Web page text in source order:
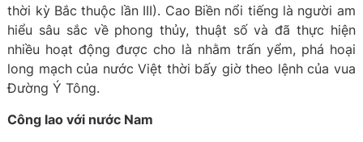
thời kỳ Bắc thuộc lần III). Cao Biền nổi tiếng là người am
hiểu sâu sắc về phong thủy, thuật số và đã thực hiện
nhiều hoạt động được cho là nhằm trấn yểm, phá hoại
long mạch của nước Việt thời bấy giờ theo lệnh của vua
Đường Ý Tông.
Công lao với nước Nam